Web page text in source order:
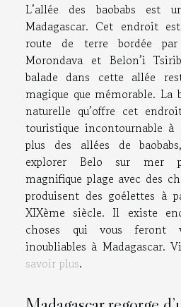
L’allée des baobabs est
Madagascar. Cet endroit
route de terre bordée
Morondava et Belon’i
balade dans cette allée
magique que mémorable. La
naturelle qu’offre cet
touristique incontournable à
plus des allées de
explorer Belo sur mer
magnifique plage avec des
produisent des goélettes à
XIXème siècle. Il existe
choses qui vous feront
inoubliables à Madagascar.
savoir plus.